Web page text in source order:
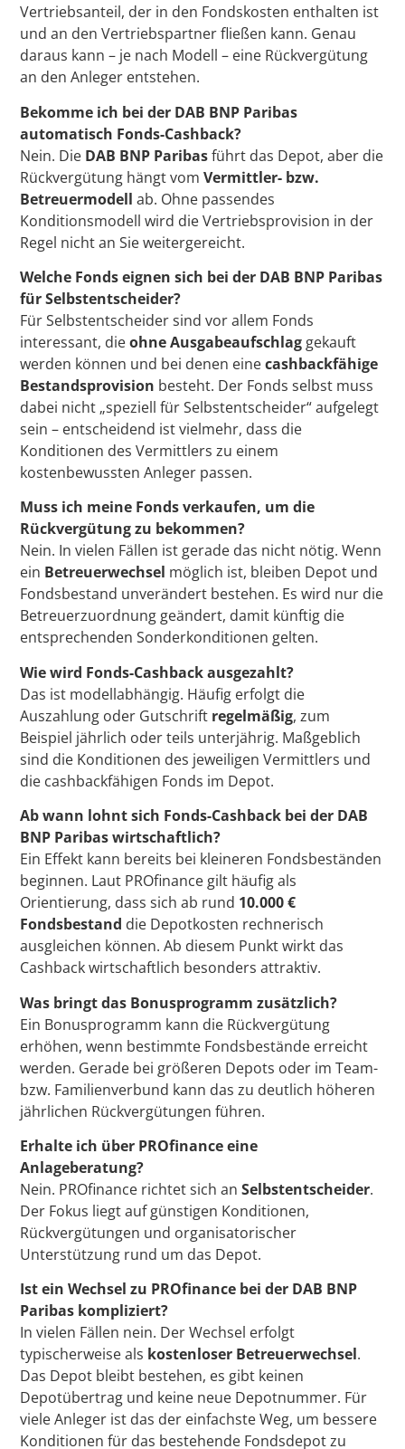
Vertriebsanteil, der in den Fondskosten enthalten ist
und an den Vertriebspartner fließen kann. Genau
daraus kann – je nach Modell – eine Rückvergütung
an den Anleger entstehen.
Bekomme ich bei der DAB BNP Paribas
automatisch Fonds-Cashback?
Nein. Die DAB BNP Paribasführt das Depot, aber die
Rückvergütung hängt vomVermittler- bzw.
Betreuermodell ab. Ohne passendes
Konditionsmodell wird die Vertriebsprovision in der
Regel nicht an Sie weitergereicht.
Welche Fonds eignen sich bei der DAB BNP Paribas
für Selbstentscheider?
Für Selbstentscheider sind vor allem Fonds
interessant, dieohne Ausgabeaufschlag gekauft
werden können und bei denen einecashbackfähige
Bestandsprovision besteht. Der Fonds selbst muss
dabei nicht „speziell für Selbstentscheider“ aufgelegt
sein – entscheidend ist vielmehr, dass die
Konditionen des Vermittlers zu einem
kostenbewussten Anleger passen.
Muss ich meine Fonds verkaufen, um die
Rückvergütung zu bekommen?
Nein. In vielen Fällen ist gerade das nicht nötig. Wenn
ein Betreuerwechsel möglich ist, bleiben Depot und
Fondsbestand unverändert bestehen. Es wird nur die
Betreuerzuordnung geändert, damit künftig die
entsprechenden Sonderkonditionen gelten.
Wie wird Fonds-Cashback ausgezahlt?
Das ist modellabhängig. Häufig erfolgt die
Auszahlung oder Gutschrift regelmäßig, zum
Beispiel jährlich oder teils unterjährig. Maßgeblich
sind die Konditionen des jeweiligen Vermittlers und
die cashbackfähigen Fonds im Depot.
Ab wann lohnt sich Fonds-Cashback bei der DAB
BNP Paribas wirtschaftlich?
Ein Effekt kann bereits bei kleineren Fondsbeständen
beginnen. Laut PROfinance gilt häufig als
Orientierung, dass sich ab rund 10.000 €
Fondsbestand die Depotkosten rechnerisch
ausgleichen können. Ab diesem Punkt wirkt das
Cashback wirtschaftlich besonders attraktiv.
Was bringt das Bonusprogramm zusätzlich?
Ein Bonusprogramm kann die Rückvergütung
erhöhen, wenn bestimmte Fondsbestände erreicht
werden. Gerade bei größeren Depots oder im Team-
bzw. Familienverbund kann das zu deutlich höheren
jährlichen Rückvergütungen führen.
Erhalte ich über PROfinance eine
Anlageberatung?
Nein. PROfinance richtet sich anSelbstentscheider.
Der Fokus liegt auf günstigen Konditionen,
Rückvergütungen und organisatorischer
Unterstützung rund um das Depot.
Ist ein Wechsel zu PROfinance bei der DAB BNP
Paribas kompliziert?
In vielen Fällen nein. Der Wechsel erfolgt
typischerweise als kostenloser Betreuerwechsel.
Das Depot bleibt bestehen, es gibt keinen
Depotübertrag und keine neue Depotnummer. Für
viele Anleger ist das der einfachste Weg, um bessere
Konditionen für das bestehende Fondsdepot zu